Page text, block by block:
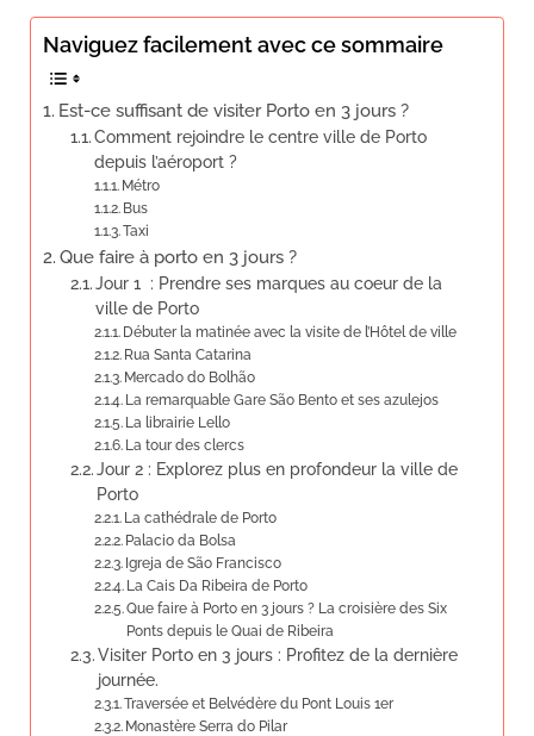
Naviguez facilement avec ce sommaire
Est-ce suffisant de visiter Porto en 3 jours ?
Comment rejoindre le centre ville de Porto
depuis l’aéroport ?
Métro
Bus
Taxi
Que faire à porto en 3 jours ?
Jour 1 : Prendre ses marques au coeur de la
ville de Porto
Débuter la matinée avec la visite de l’Hôtel de ville
Rua Santa Catarina
Mercado do Bolhão
La remarquable Gare São Bento et ses azulejos
La librairie Lello
La tour des clercs
Jour 2 : Explorez plus en profondeur la ville de
Porto
La cathédrale de Porto
Palacio da Bolsa
Igreja de São Francisco
La Cais Da Ribeira de Porto
Que faire à Porto en 3 jours ? La croisière des Six
Ponts depuis le Quai de Ribeira
Visiter Porto en 3 jours : Profitez de la dernière
journée.
Traversée et Belvédère du Pont Louis 1er
Monastère Serra do Pilar